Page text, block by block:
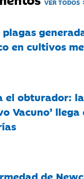
VER TODOS
plagas
en cultivos
el obturador:
Vacuno’